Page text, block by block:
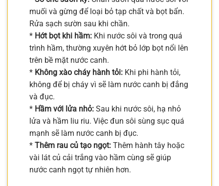
muối và gừng để loại bỏ tạp chất và bọt bẩn.
Rửa sạch sườn sau khi chần.
* Hớt bọt khi hầm: Khi nước sôi và trong quá
trình hầm, thường xuyên hớt bỏ lớp bọt nổi lên
trên bề mặt nước canh.
* Không xào cháy hành tỏi: Khi phi hành tỏi,
không để bị cháy vì sẽ làm nước canh bị đắng
và đục.
* Hầm với lửa nhỏ: Sau khi nước sôi, hạ nhỏ
lửa và hầm liu riu. Việc đun sôi sùng sục quá
mạnh sẽ làm nước canh bị đục.
* Thêm rau củ tạo ngọt: Thêm hành tây hoặc
vài lát củ cải trắng vào hầm cùng sẽ giúp
nước canh ngọt tự nhiên hơn.